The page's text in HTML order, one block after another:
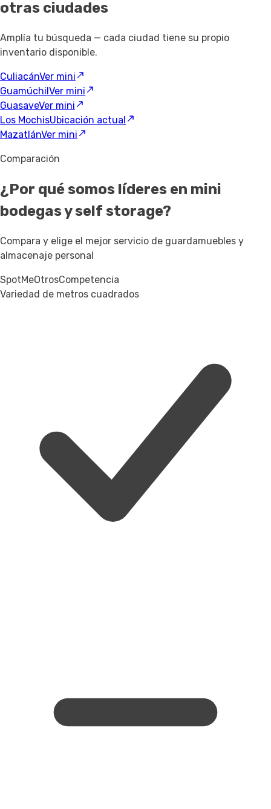
otras ciudades
Amplía tu búsqueda — cada ciudad tiene su propio
inventario disponible.
CuliacánVer mini
GuamúchilVer mini
GuasaveVer mini
Los MochisUbicación actual
MazatlánVer mini
Comparación
¿Por qué somos líderes en mini
bodegas y self storage?
Compara y elige el mejor servicio de guardamuebles y
almacenaje personal
SpotMeOtrosCompetencia
Variedad de metros cuadrados